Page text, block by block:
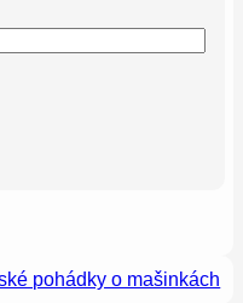
pohádky o mašinkách